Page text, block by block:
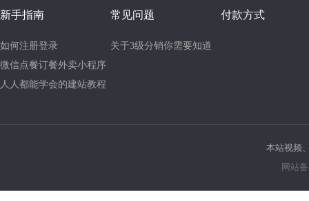
新手指南
如何注册登录
常见问题 付款方式
本站视频
网站